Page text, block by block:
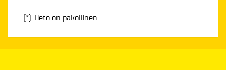
(*) Tieto on pakollinen